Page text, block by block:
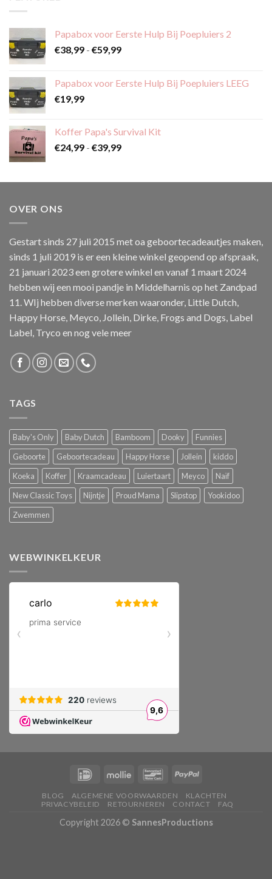
Papabox voor Eerste Hulp Bij Poepluiers 2
€38,99 - €59,99Prijsklasse:
€59,99
Papabox voor Eerste Hulp Bij Poepluiers LEEG
€19,99
Koffer Papa's Survival Kit
€24,99 - €39,99Prijsklasse:
€39,99
OVER ONS
Gestart sinds 27 juli 2015 met oa geboortecadeautjes maken,
sinds 1 juli 2019 is er een kleine winkel geopend op afspraak,
21 januari 2023 een grotere winkel en vanaf 1 maart 2024
hebben wij een mooi pandje in Middelharnis op het Zandpad
11. WIj hebben diverse merken waaronder, Little Dutch,
Happy Horse, Meyco, Jollein, Dirke, Frogs and Dogs, Label
Label, Tryco en nog vele meer
TAGS
Baby's Only Baby Dutch Bamboom Dooky
Funnies
Geboorte
Geboortecadeau Happy Horse Jollein
kiddo
Koeka
Koffer Kraamcadeau Luiertaart Meyco
Naïf
New Classic Toys
Nijntje Proud Mama Slipstop
Yookidoo
Zwemmen
WEBWINKELKEUR
BLOG ALGEMENE VOORWAARDEN
KLACHTEN
PRIVACYBELEID
RETOURNEREN CONTACT FAQ
Copyright 2026 © SannesProductions